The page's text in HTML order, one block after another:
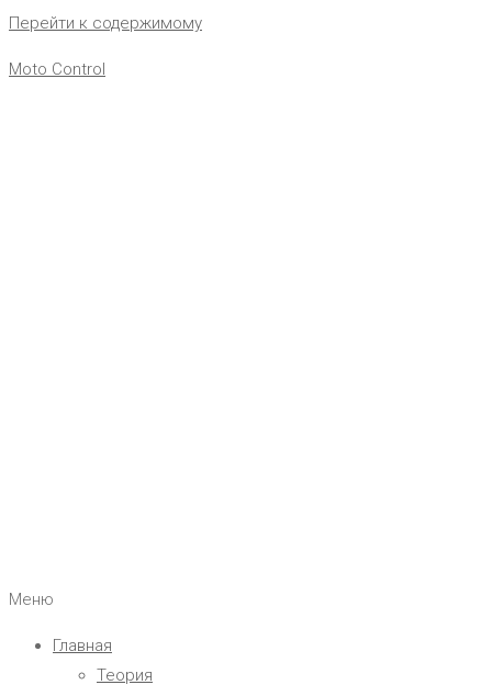
Перейти к содержимому
Moto Control
Меню
Главная
Теория